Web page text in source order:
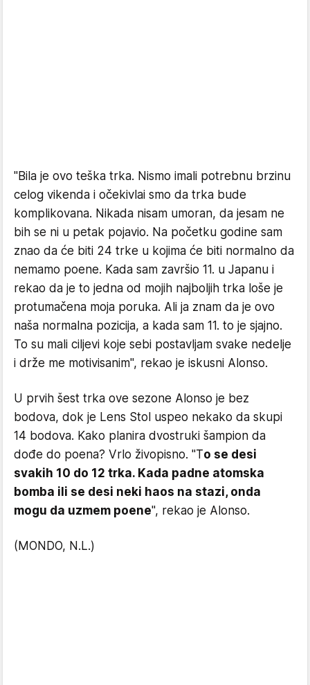
"Bila je ovo teška trka. Nismo imali potrebnu brzinu
celog vikenda i očekivlai smo da trka bude
komplikovana. Nikada nisam umoran, da jesam ne
bih se ni u petak pojavio. Na početku godine sam
znao da će biti 24 trke u kojima će biti normalno da
nemamo poene. Kada sam završio 11. u Japanu i
rekao da je to jedna od mojih najboljih trka loše je
protumačena moja poruka. Ali ja znam da je ovo
naša normalna pozicija, a kada sam 11. to je sjajno.
To su mali ciljevi koje sebi postavljam svake nedelje
i drže me motivisanim", rekao je iskusni Alonso.
U prvih šest trka ove sezone Alonso je bez
bodova, dok je Lens Stol uspeo nekako da skupi
14 bodova. Kako planira dvostruki šampion da
dođe do poena? Vrlo živopisno. "To se desi
svakih 10 do 12 trka. Kada padne atomska
bomba ili se desi neki haos na stazi, onda
mogu da uzmem poene", rekao je Alonso.
(MONDO, N.L.)